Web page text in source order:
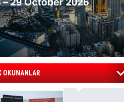
OKUNANLAR